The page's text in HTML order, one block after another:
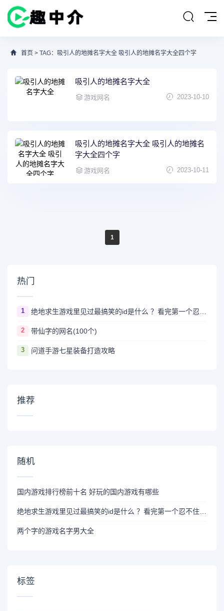
首页 > TAG：吸引人的地摊名字大全 吸引人的地摊名字大全四个字
吸引人的地摊名字大全
游戏网名 2023-10-10
吸引人的地摊名字大全 吸引人的地摊名
字大全四个字
游戏网名 2023-10-11
1
热门
1
2 带仙字的网名(100个)
3 问道手游七星装备打造攻略
推荐
随机
国内游戏排行榜前十名 好玩的国内游戏有哪些
绝地求生游戏里见过最搞笑的id是什么 ？看完第一个忍不住爆笑
两个字的游戏名字男大全
标签